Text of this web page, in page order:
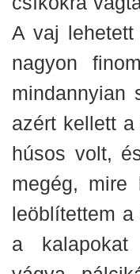
A vaj
nagyon
mindannyian
azért kellett
húsos volt,
megég,
leöblítettem
a kalapokat